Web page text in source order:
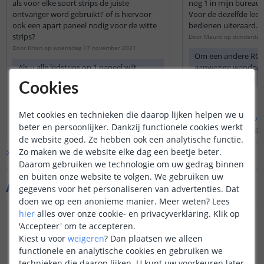
Aanvullende producten
als voor elke soort strips de juiste
ontvanger word gebruikt? of is hiervoor
ook een apart paneel nodig voor de witte
strips?
Door Brian op woensdag 17 november 2021
Als u alle ledstrips op 1 paneel wilt
kiezen met de 8
afstandsbediening). Als u kiest voor de
4 zone kunt u alleen de RGBW
wandpaneel met RGBW ledstrips
bedienen en niet met witte ledstrips.
Bekijkheleantwoord
Door Danielle op donderdag 18 november 2021
nog 1 in mijn bureau
Voor de dezelfde
bedienen uiteraard.
Door Mauro op
Om een andere
aanwezige
bedienen, heeft u
RGB set en als
'Losse controller
Bekijkhele
Door Lizzy op donderdag
Bekijk alle Vraag & antwoord
Cookies
Met cookies en technieken die daarop lijken helpen we u
beter en persoonlijker. Dankzij functionele cookies werkt
de website goed. Ze hebben ook een analytische functie.
Zo maken we de website elke dag een beetje beter.
Daarom gebruiken we technologie om uw gedrag binnen
en buiten onze website te volgen. We gebruiken uw
gegevens voor het personaliseren van advertenties. Dat
doen we op een anonieme manier. Meer weten? Lees
hier alles over onze cookie- en privacyverklaring. Klik op
'Accepteer' om te accepteren.
Kiest u voor weigeren? Dan plaatsen we alleen
functionele en analytische cookies en gebruiken we